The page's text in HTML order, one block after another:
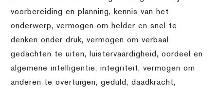
voorbereiding en planning, kennis van het
onderwerp, vermogen om helder en snel te
denken onder druk, vermogen om verbaal
gedachten te uiten, luistervaardigheid, oordeel en
algemene intelligentie, integriteit, vermogen om
anderen te overtuigen, geduld, daadkracht,